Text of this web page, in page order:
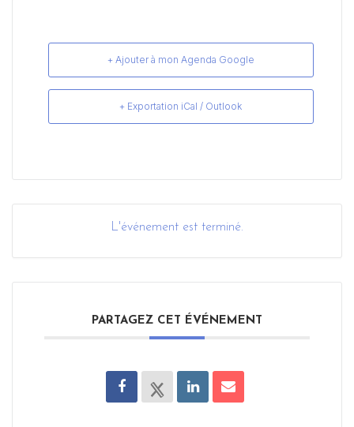
+ Ajouter à mon Agenda Google
+ Exportation iCal / Outlook
L'événement est terminé.
PARTAGEZ CET ÉVÉNEMENT